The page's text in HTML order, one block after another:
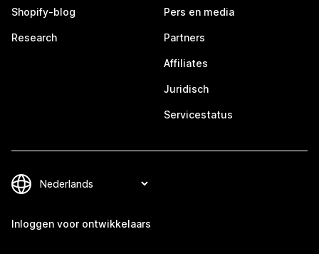
Shopify-blog
Research
Pers en media
Partners
Affiliates
Juridisch
Servicestatus
Inloggen voor ontwikkelaars